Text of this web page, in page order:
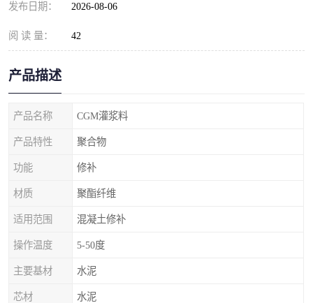
发布日期： 2026-08-06
阅 读 量： 42
产品描述
产品名称 CGM灌浆料
产品特性 聚合物
功能 修补
材质 聚酯纤维
适用范围 混凝土修补
操作温度 5-50度
主要基材 水泥
芯材 水泥